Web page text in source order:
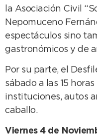
la Asociación Civil
Nepomuceno
espectáculos sino
gastronómicos y de
Por su parte, el
sábado a las 15
instituciones, autos
caballo.
Viernes 4 de